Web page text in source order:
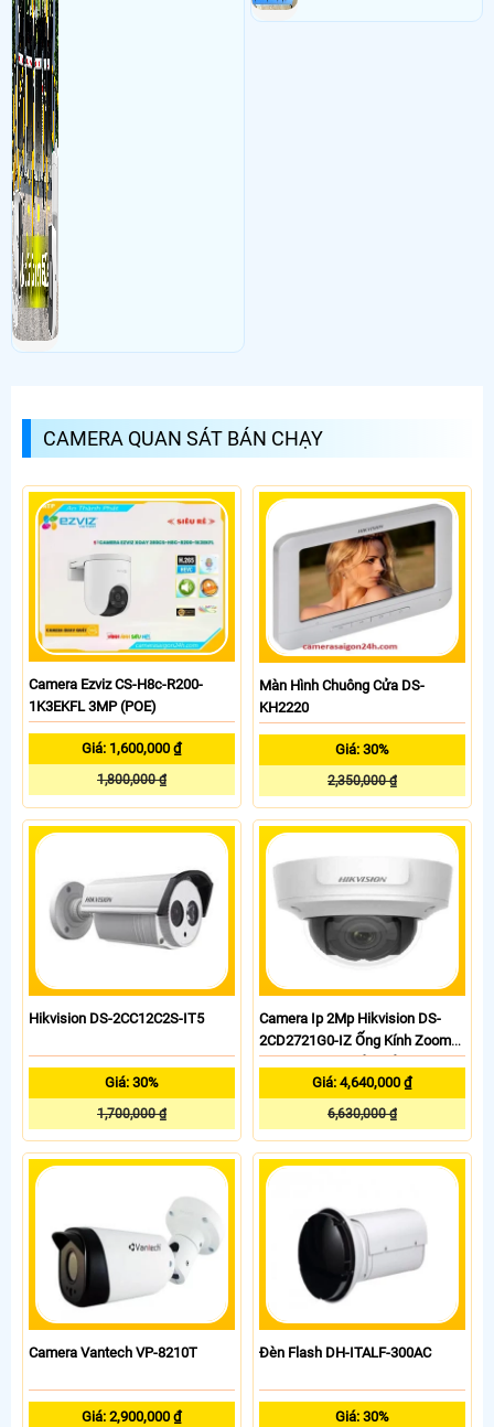
CAMERA QUAN SÁT BÁN CHẠY
Camera Ezviz CS-H8c-R200-
1K3EKFL 3MP (POE)
Giá: 1,600,000 ₫
1,800,000 ₫
Màn Hình Chuông Cửa DS-
KH2220
Giá: 30%
2,350,000 ₫
Hikvision DS-2CC12C2S-IT5
Giá: 30%
1,700,000 ₫
Camera Ip 2Mp Hikvision DS-
2CD2721G0-IZ Ống Kính Zoom
Giá: 4,640,000 ₫
6,630,000 ₫
Camera Vantech VP-8210T
Giá: 2,900,000 ₫
Đèn Flash DH-ITALF-300AC
Giá: 30%